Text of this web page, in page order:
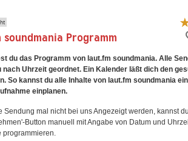
soundmania Programm
du das Programm von laut.fm soundmania. Alle
nach Uhrzeit geordnet. Ein Kalender läßt dich den
So kannst du alle Inhalte von laut.fm soundmania
einplanen.
Sendung mal nicht bei uns Angezeigt werden, kannst
Button manuell mit Angabe von Datum und
programmieren.